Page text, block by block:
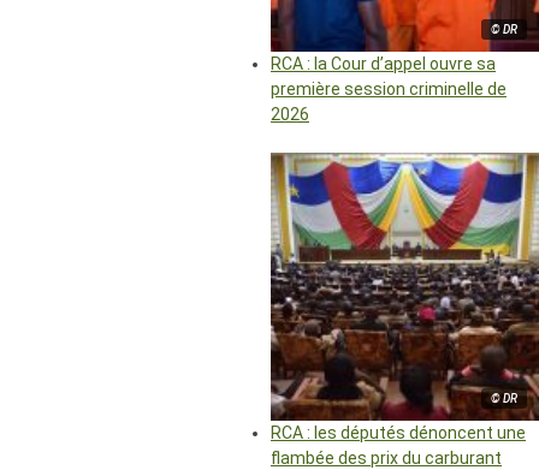
© DR
RCA : la Cour d’appel ouvre sa
première session criminelle de
2026
© DR
RCA : les députés dénoncent une
flambée des prix du carburant